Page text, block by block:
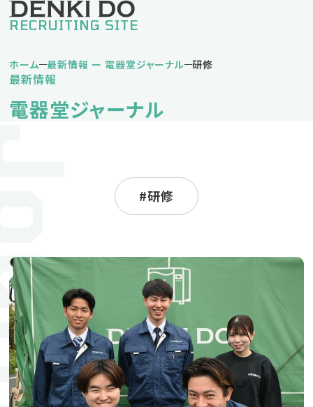
RECRUITING SITE
私の電器堂ライフ
堅実タイプDさん
人材育成方針・キャリアパス
福利厚生
新卒募集要項
中途募集要項
ホーム 最新情報 ー 電器堂ジャーナル 研修
最新情報
電器堂ジャーナル
研修